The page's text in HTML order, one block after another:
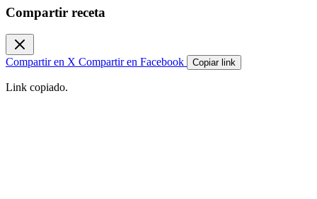
Compartir receta
Compartir en X Compartir en Facebook Copiar link
Link copiado.